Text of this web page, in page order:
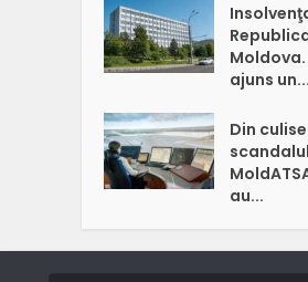
Moldova.
ajuns un...
Din
au...